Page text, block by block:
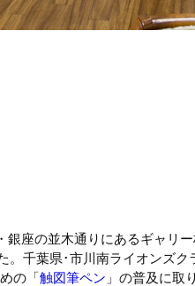
銀座の並木通りにあるギャリ
。千葉県･市川南ライオンズ
の「触図筆ペン 」の普及に取